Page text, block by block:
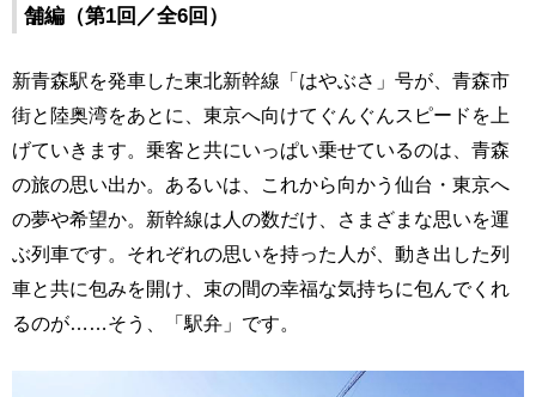
舗編（第1回／全6回）
新青森駅を発車した東北新幹線「はやぶさ」号が、青森市
街と陸奥湾をあとに、東京へ向けてぐんぐんスピードを上
げていきます。乗客と共にいっぱい乗せているのは、青森
の旅の思い出か。あるいは、これから向かう仙台・東京へ
の夢や希望か。新幹線は人の数だけ、さまざまな思いを運
ぶ列車です。それぞれの思いを持った人が、動き出した列
車と共に包みを開け、束の間の幸福な気持ちに包んでくれ
るのが……そう、「駅弁」です。